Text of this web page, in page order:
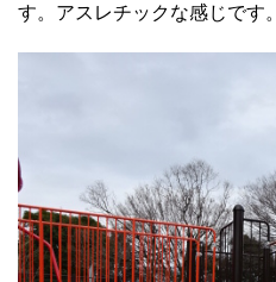
す。アスレチックな感じです。